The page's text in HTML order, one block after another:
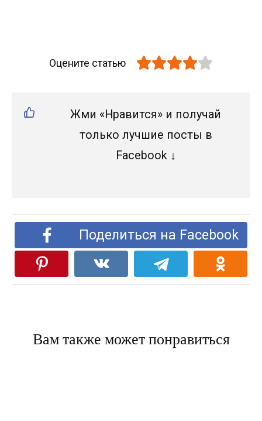
Оцените статью
Жми «Нравится» и получай
только лучшие посты в
Facebook ↓
Поделиться на Facebook
Вам также может понравиться